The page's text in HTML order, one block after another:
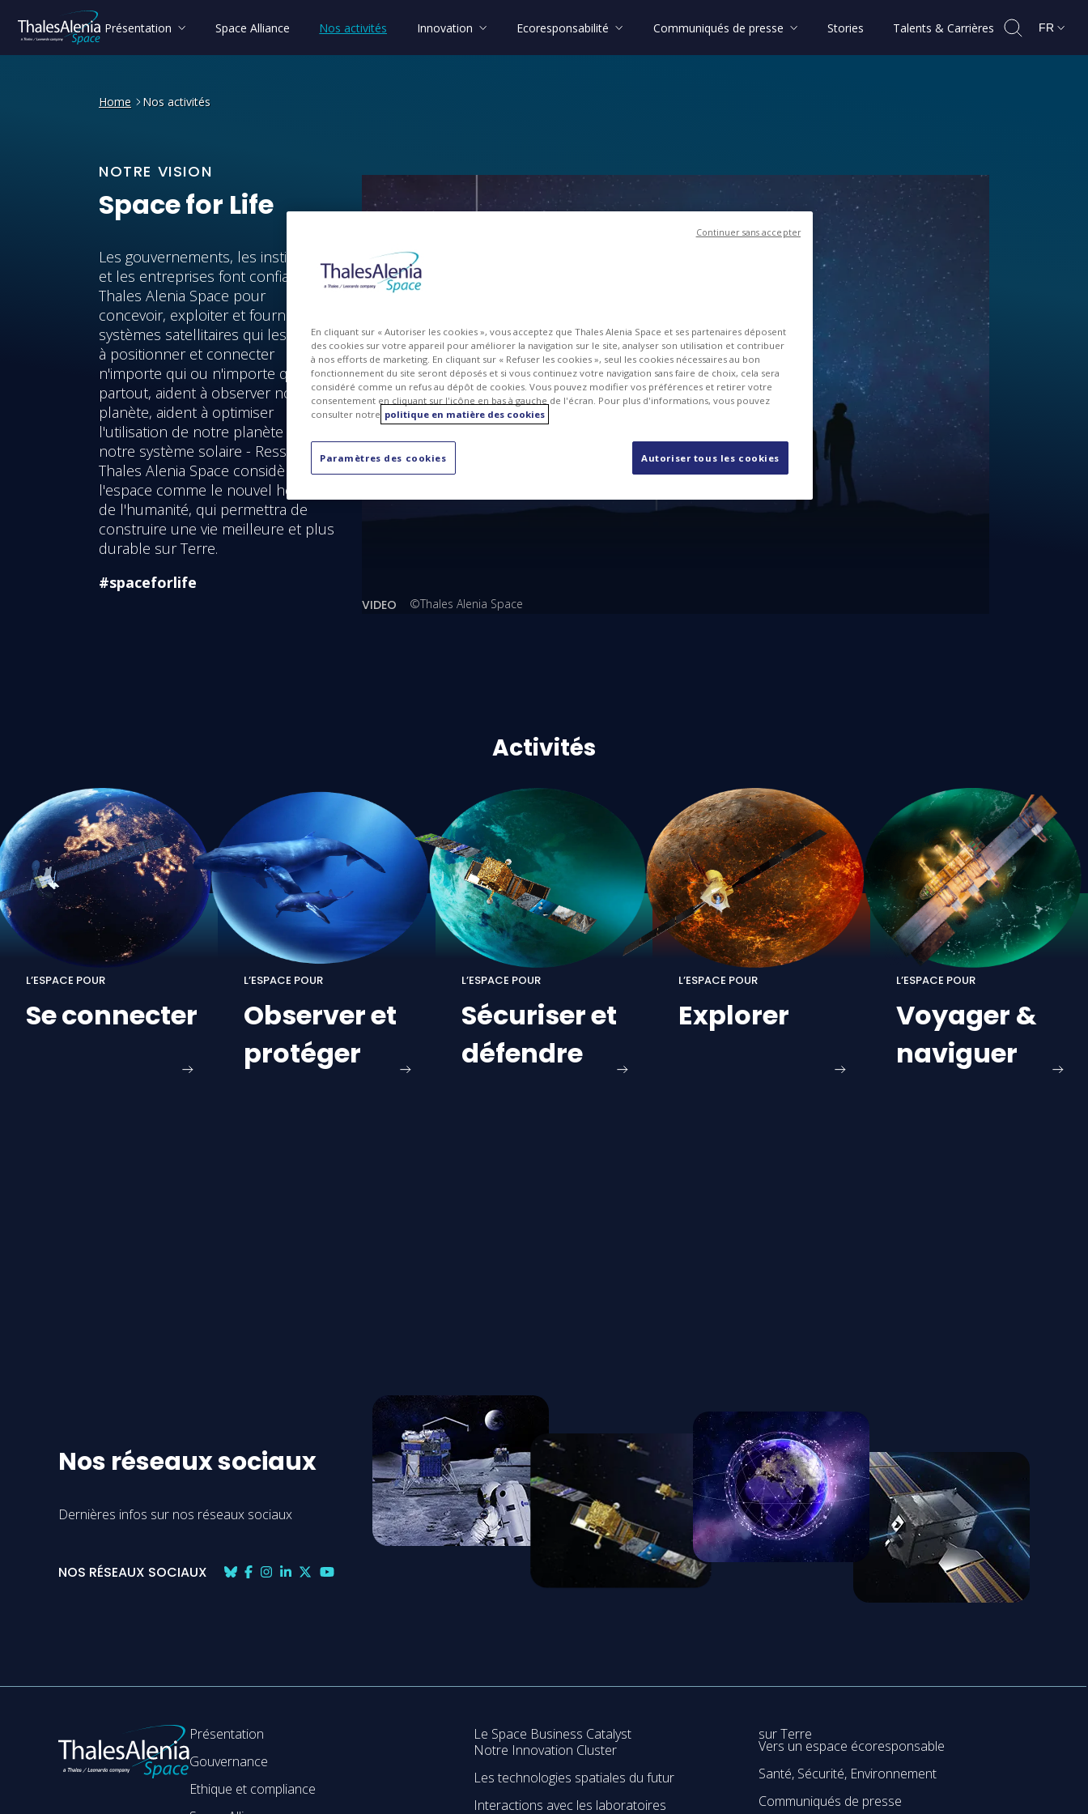
Présentation Space Alliance Nos activités Innovation Ecoresponsabilité Communiqués de presse Stories Talents & Carrières FR
Home Nos activités
NOTRE VISION
Spacefor Life
Les gouvernements, les institutions
et les entreprises font confiance à
Thales Alenia Space pour
concevoir, exploiter et fournir des
systèmes satellitaires qui les aident
à positionner et connecter
n'importe qui ou n'importe quoi,
partout, aident à observer notre
planète, aident à optimiser
l'utilisation de notre planète - et de
notre système solaire - Ressources.
Thales Alenia Space considère
l'espace comme le nouvel horizon
de l'humanité, qui permettra de
construire une vie meilleure et plus
durable sur Terre.
#spaceforlife
Reprendre: Space for Life
VIDEO ©Thales Alenia Space
Activités
L’ESPACE POUR
Seconnecter
L’ESPACE POUR
Observeret
protéger
L’ESPACE POUR
Sécuriseret
défendre
L’ESPACE POUR
Explorer
L’ESPACE POUR
Voyager &
naviguer
Nos réseaux sociaux
Dernières infos sur nos réseaux sociaux
NOS RÉSEAUX SOCIAUX
Présentation
Gouvernance
Ethique et compliance
Le Space Business Catalyst
Notre Innovation Cluster
Les technologies spatiales du futur
Interactions avec les laboratoires
sur Terre
Vers un espace écoresponsable
Santé, Sécurité, Environnement
Communiqués de presse
En cliquant sur « Autoriser les cookies », vous acceptez que Thales Alenia Space et ses partenaires déposent
des cookies sur votre appareil pour améliorer la navigation sur le site, analyser son utilisation et contribuer
à nos efforts de marketing. En cliquant sur « Refuser les cookies », seul les cookies nécessaires au bon
fonctionnement du site seront déposés et si vous continuez votre navigation sans faire de choix, cela sera
considéré comme un refus au dépôt de cookies. Vous pouvez modifier vos préférences et retirer votre
consentement en cliquant sur l'icône en bas à gauche de l'écran. Pour plus d'informations, vous pouvez
consulter notre politique en matière des cookies
Paramètres des cookies Autoriser tous les cookies
Continuer sans accepter